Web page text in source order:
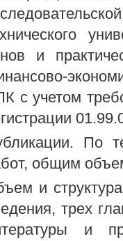
и
с учетом
По
общим
и
трех
и